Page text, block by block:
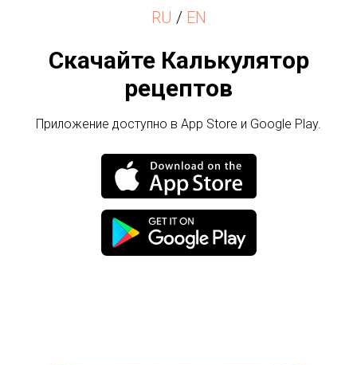
RU / EN
Скачайте Калькулятор
рецептов
Приложение доступно в App Store и Google Play.